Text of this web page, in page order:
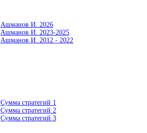
Ашманов И. 2026
Ашманов И. 2023-2025
Ашманов И. 2012 - 2022
Сумма стратегий 1
Сумма стратегий 2
Сумма стратегий 3